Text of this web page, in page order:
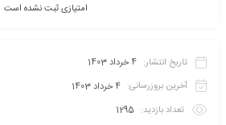
امتیازی ثبت نشده است
تاریخ انتشار: 4 خرداد 1403
آخرین بروزرسانی: 4 خرداد 1403
تعداد بازدید: 1295